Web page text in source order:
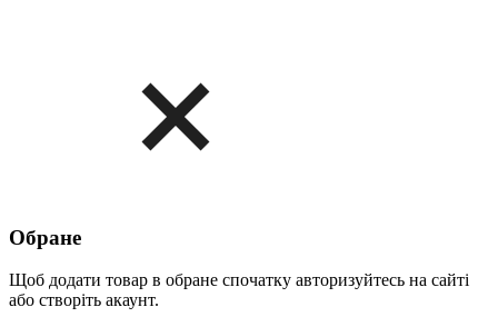
Обране
Щоб додати товар в обране спочатку авторизуйтесь на сайті
або створіть акаунт.